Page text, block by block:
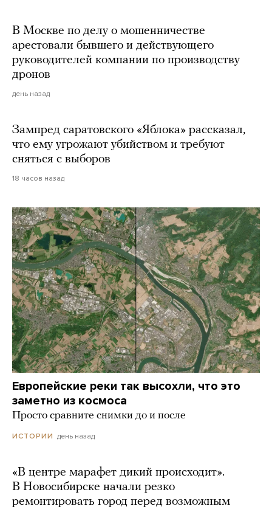
В Москве по делу о мошенничестве
арестовали бывшего и действующего
руководителей компании по производству
дронов
день назад
Зампред саратовского «Яблока» рассказал,
что ему угрожают убийством и требуют
сняться с выборов
18 часов назад
Европейские реки так высохли, что это
заметно из космоса
Просто сравните снимки до и после
ИСТОРИИ день назад
«В центре марафет дикий происходит».
В Новосибирске начали резко
ремонтировать город перед возможным